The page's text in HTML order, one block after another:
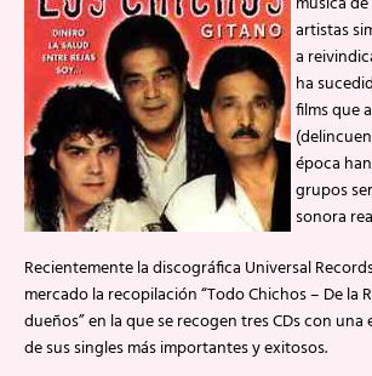
artistas
a
ha
films que
época
grupos
sonora
Recientemente la discográfica Universal
mercado la recopilación “Todo Chichos – De la
dueños” en la que se recogen tres CDs con
de sus singles más importantes y exitosos.